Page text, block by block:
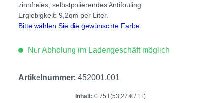
zinnfreies, selbstpolierendes Antifouling
Ergiebigkeit: 9,2qm per Liter.
Bitte wählen Sie die gewünschte Farbe.
Nur Abholung im Ladengeschäft möglich
Artikelnummer: 452001.001
Inhalt: 0.75 l (53,27 € / 1 l)